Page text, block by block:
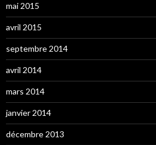
mai 2015
avril 2015
septembre 2014
avril 2014
mars 2014
janvier 2014
décembre 2013